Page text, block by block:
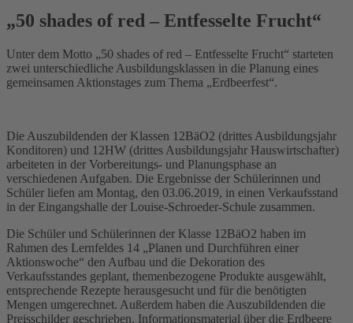
„50 shades of red – Entfesselte Frucht“
Unter dem Motto „50 shades of red – Entfesselte Frucht“ starteten
zwei unterschiedliche Ausbildungsklassen in die Planung eines
gemeinsamen Aktionstages zum Thema „Erdbeerfest“.
Die Auszubildenden der Klassen 12BäO2 (drittes Ausbildungsjahr
Konditoren) und 12HW (drittes Ausbildungsjahr Hauswirtschafter)
arbeiteten in der Vorbereitungs- und Planungsphase an
verschiedenen Aufgaben. Die Ergebnisse der Schülerinnen und
Schüler liefen am Montag, den 03.06.2019, in einen Verkaufsstand
in der Eingangshalle der Louise-Schroeder-Schule zusammen.
Die Schüler und Schülerinnen der Klasse 12BäO2 haben im
Rahmen des Lernfeldes 14 „Planen und Durchführen einer
Aktionswoche“ den Aufbau und die Dekoration des
Verkaufsstandes geplant, themenbezogene Produkte ausgewählt,
entsprechende Rezepte herausgesucht und für die benötigten
Mengen umgerechnet. Außerdem haben die Auszubildenden die
Preisschilder geschrieben, Informationsmaterial über die Erdbeere